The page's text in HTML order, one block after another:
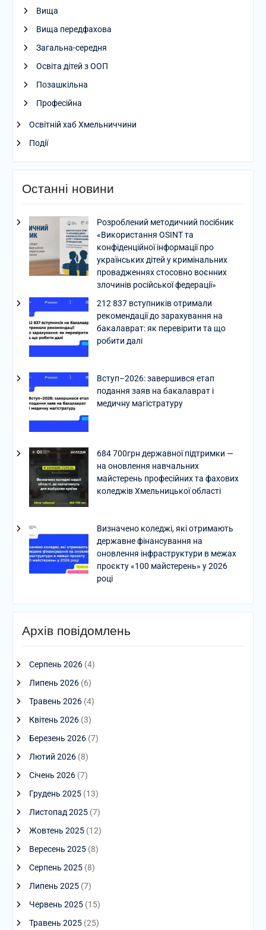
Вища
Вища передфахова
Загальна-середня
Освіта дітей з ООП
Позашкільна
Професійна
Освітній хаб Хмельниччини
Події
Останні новини
Розроблений методичний посібник
«Використання OSINT та
конфіденційної інформації про
українських дітей у кримінальних
провадженнях стосовно воєнних
злочинів російської федерації»
212 837 вступників отримали
рекомендації до зарахування на
бакалаврат: як перевірити та що
робити далі
Вступ–2026: завершився етап
подання заяв на бакалаврат і
медичну магістратуру
684 700грн державної підтримки —
на оновлення навчальних
майстерень професійних та фахових
коледжів Хмельницької області
Визначено коледжі, які отримають
державне фінансування на
оновлення інфраструктури в межах
проєкту «100 майстерень» у 2026
році
Архів повідомлень
Серпень 2026(4)
Липень 2026(6)
Травень 2026(4)
Квітень 2026(3)
Березень 2026(7)
Лютий 2026(8)
Січень 2026(7)
Грудень 2025(13)
Листопад 2025(7)
Жовтень 2025(12)
Вересень 2025(8)
Серпень 2025(8)
Липень 2025(7)
Червень 2025(15)
Травень 2025(25)